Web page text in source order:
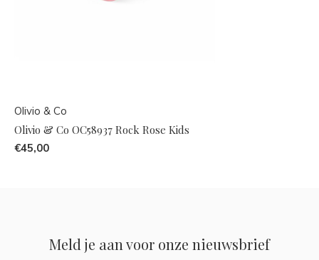
Olivio & Co
Olivio & Co OC58937 Rock Rose Kids
€45,00
Meld je aan voor onze nieuwsbrief